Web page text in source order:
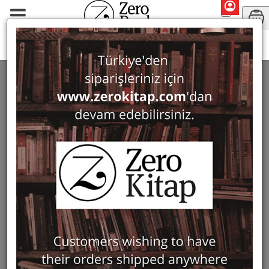
Ester Moreno Zonana
SEARCH: ESTER MORENO ZONANA 1 ürün bulundu
Filter Show Only in Stock